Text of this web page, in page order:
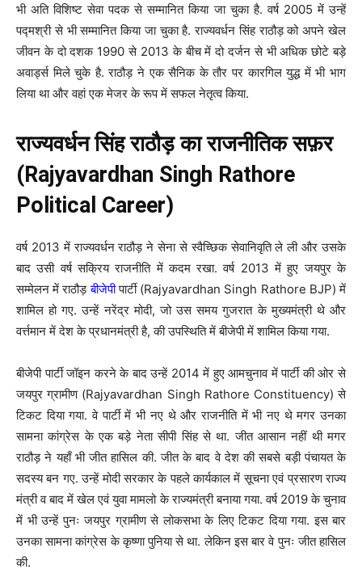
भी अति विशिष्ट सेवा पदक से सम्मानित किया जा चुका है. वर्ष 2005 में उन्हें
पद्मश्री से भी सम्मानित किया जा चुका है. राज्यवर्धन सिंह राठौड़ को अपने खेल
जीवन के दो दशक 1990 से 2013 के बीच में दो दर्जन से भी अधिक छोटे बड़े
अवार्ड्स मिले चुके है. राठौड़ ने एक सैनिक के तौर पर कारगिल युद्ध में भी भाग
लिया था और वहां एक मेजर के रूप में सफल नेतृत्व किया.
राज्यवर्धन सिंह राठौड़ का राजनीतिक सफ़र
(Rajyavardhan Singh Rathore
Political Career)
वर्ष 2013 में राज्यवर्धन राठौड़ ने सेना से स्वैच्छिक सेवानिवृति ले ली और उसके
बाद उसी वर्ष सक्रिय राजनीति में कदम रखा. वर्ष 2013 में हुए जयपुर के
सम्मेलन में राठौड़बीजेपी पार्टी (Rajyavardhan Singh Rathore BJP) में
शामिल हो गए. उन्हें नरेंद्र मोदी, जो उस समय गुजरात के मुख्यमंत्री थे और
वर्त्तमान में देश के प्रधानमंत्री है, की उपस्थिति में बीजेपी में शामिल किया गया.
बीजेपी पार्टी जॉइन करने के बाद उन्हें 2014 में हुए आमचुनाव में पार्टी की ओर से
जयपुर ग्रामीण (Rajyavardhan Singh Rathore Constituency) से
टिकट दिया गया. वे पार्टी में भी नए थे और राजनीति में भी नए थे मगर उनका
सामना कांग्रेस के एक बड़े नेता सीपी सिंह से था. जीत आसान नहीं थी मगर
राठौड़ ने यहाँ भी जीत हासिल की. जीत के बाद वे देश की सबसे बड़ी पंचायत के
सदस्य बन गए. उन्हें मोदी सरकार के पहले कार्यकाल में सूचना एवं प्रसारण राज्य
मंत्री व बाद में खेल एवं युवा मामलो के राज्यमंत्री बनाया गया. वर्ष 2019 के चुनाव
में भी उन्हें पुनः जयपुर ग्रामीण से लोकसभा के लिए टिकट दिया गया. इस बार
उनका सामना कांग्रेस के कृष्णा पुनिया से था. लेकिन इस बार वे पुनः जीत हासिल
की.